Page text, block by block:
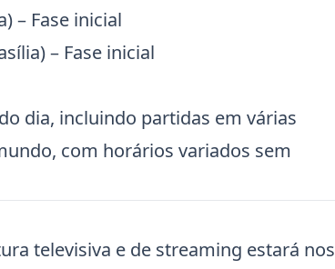
– Fase inicial
– Fase inicial
dia, incluindo partidas em várias
com horários variados sem
televisiva e de streaming estará nos